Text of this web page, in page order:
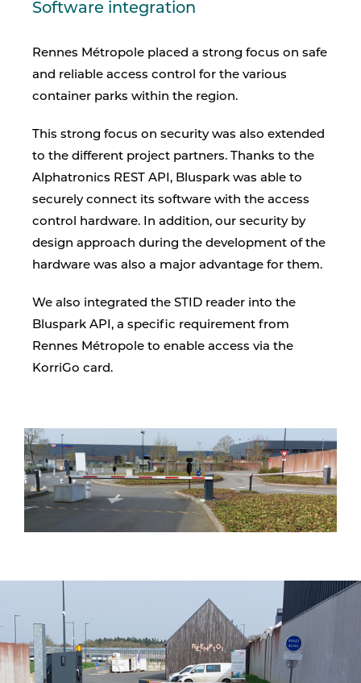
Software integration
Rennes Métropole placed a strong focus on safe
and reliable access control for the various
container parks within the region.
This strong focus on security was also extended
to the different project partners. Thanks to the
Alphatronics REST API, Bluspark was able to
securely connect its software with the access
control hardware. In addition, our security by
design approach during the development of the
hardware was also a major advantage for them.
We also integrated the STID reader into the
Bluspark API, a specific requirement from
Rennes Métropole to enable access via the
KorriGo card.